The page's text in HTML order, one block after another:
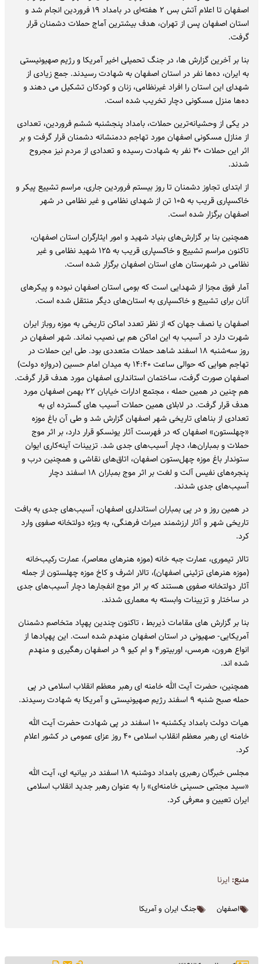
اصفهان تا اعلام آتش بس ۲ هفته‌ای در بامداد ۱۹ فروردین انجام شد و
استان اصفهان پس از تهران، هدف بیشترین آماج حملات دشمنان قرار
گرفت.
بنا بر آخرین گزارش ها، در جنگ تحمیلی اخیر آمریکا و رژیم صهیونیستی
به ایران، ده‌ها نفر در استان اصفهان به شهادت رسیدند. جمع زیادی از
شهدای این استان را افراد غیرنظامی، زنان و کودکان تشکیل می دهند و
ده‌ها منزل مسکونی دچار تخریب شده است.
در یکی از وحشیانه‌ترین حملات، بامداد پنجشنبه ششم فروردین، تعدادی
از منازل مسکونی اصفهان مورد تهاجم ددمنشانه دشمنان قرار گرفت و بر
اثر این حملات ۳۰ نفر به شهادت رسیده و تعدادی از مردم نیز مجروح
شدند.
از ابتدای تجاوز دشمنان تا روز بیستم فروردین جاری، مراسم تشییع پیکر و
خاکسپاری قریب به ۱۰۵ تن از شهدای نظامی و غیر نظامی در شهر
اصفهان برگزار شده است.
همچنین بنا بر گزارش‌های بنیاد شهید و امور ایثارگران استان اصفهان،
تاکنون مراسم تشییع و خاکسپاری قریب به ۱۲۵ شهید نظامی و غیر
نظامی در شهرستان های استان اصفهان برگزار شده است.
آمار فوق مجزا از شهدایی است که بومی استان اصفهان نبوده و پیکرهای
آنان برای تشییع و خاکسپاری به استان‌های دیگر منتقل شده است.
اصفهان یا نصف جهان که از نظر تعدد اماکن تاریخی به موزه روباز ایران
شهرت دارد در آسیب به این اماکن هم بی نصیب نماند. شهر اصفهان در
روز سه‌شنبه ۱۸ اسفند شاهد حملات متعددی بود. طی این حملات در
تهاجم هوایی که حوالی ساعت ۱۴:۴۰ به میدان امام حسین (دروازه دولت)
اصفهان صورت گرفت، ساختمان استانداری اصفهان مورد هدف قرار گرفت.
هم چنین در همین حمله ، مجتمع ادارات خیابان ۲۲ بهمن اصفهان مورد
هدف قرار گرفت. در لابلای همین حملات آسیب های گسترده ای به
تعدادی از بناهای تاریخی شهر اصفهان گزارش شد و طی آن باغ موزه
«چهلستون» اصفهان که در فهرست آثار یونسکو قرار دارد، بر اثر موج
حملات و بمباران‌ها، دچار آسیب‌های جدی شد. تزیینات آینه‌کاری ایوان
ستوندار باغ موزه چهل‌ستون اصفهان، اتاق‌های نقاشی و همچنین درب و
پنجره‌های نفیس آلت و لغت بر اثر موج بمباران ۱۸ اسفند دچار
آسیب‌های جدی شدند.
در همین روز و در پی بمباران استانداری اصفهان، آسیب‌های جدی به بافت
تاریخی شهر و آثار ارزشمند میراث فرهنگی، به ویژه دولتخانه صفوی وارد
کرد.
تالار تیموری، عمارت جبه‌ خانه (موزه هنرهای معاصر)، عمارت رکیب‌خانه
(موزه هنرهای تزئینی اصفهان)، تالار اشرف و کاخ موزه چهلستون از جمله
آثار دولتخانه صفوی هستند که بر اثر موج انفجارها دچار آسیب‌های جدی
در ساختار و تزیینات وابسته به معماری شدند.
بنا بر گزارش های مقامات ذیربط ، تاکنون چندین پهپاد متخاصم دشمنان
آمریکایی- صهیونی در استان اصفهان منهدم شده است. این پهپادها از
انواع هرون، هرمس، اوربیتور۴ و ام کیو ۹ در اصفهان رهگیری و منهدم
شده اند.
همچنین، حضرت آیت الله خامنه ای رهبر معظم انقلاب اسلامی در پی
حمله صبح شنبه ۹ اسفند رژیم صهیونیستی و آمریکا به شهادت رسیدند.
هیات دولت بامداد یکشنبه ۱۰ اسفند در پی شهادت حضرت آیت الله
خامنه ای رهبر معظم انقلاب اسلامی ۴۰ روز عزای عمومی در کشور اعلام
کرد.
مجلس خبرگان رهبری بامداد دوشنبه ۱۸ اسفند در بیانیه ای، آیت الله
«سید مجتبی حسینی خامنه‌ای» را به عنوان رهبر جدید انقلاب اسلامی
ایران تعیین و معرفی کرد.
منبع:ایرنا
اصفهان جنگ ایران و آمریکا